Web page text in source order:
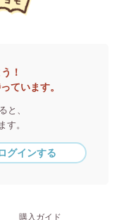
！
ています。
と、
す。
グインする
購入ガイド